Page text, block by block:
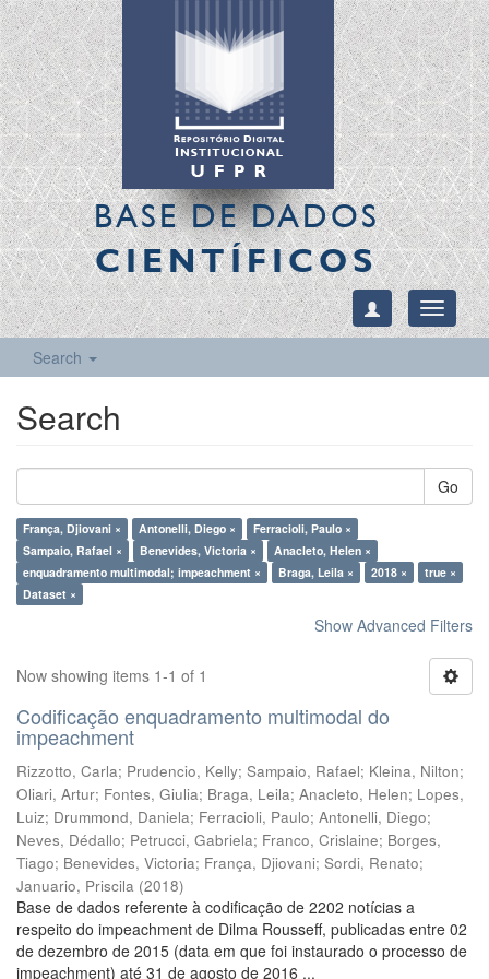
BASE DE DADOS
CIENTÍFICOS
Toggle
Search
Search
Go
França, Djiovani × Antonelli, Diego ×
Ferracioli, Paulo ×
Sampaio, Rafael ×
Benevides, Victoria ×
Anacleto, Helen ×
enquadramento multimodal; impeachment ×
Braga, Leila × 2018 ×
true ×
Dataset ×
Show Advanced Filters
Now showing items 1-1 of 1
Codificação enquadramento multimodal do
impeachment
Rizzotto, Carla; Prudencio, Kelly; Sampaio, Rafael; Kleina, Nilton;
Oliari, Artur; Fontes, Giulia; Braga, Leila; Anacleto, Helen; Lopes,
Luiz; Drummond, Daniela; Ferracioli, Paulo; Antonelli, Diego;
Neves, Dédallo; Petrucci, Gabriela; Franco, Crislaine; Borges,
Tiago; Benevides, Victoria; França, Djiovani; Sordi, Renato;
Januario, Priscila (2018)
Base de dados referente à codificação de 2202 notícias a
respeito do impeachment de Dilma Rousseff, publicadas entre 02
de dezembro de 2015 (data em que foi instaurado o processo de
impeachment) até 31 de agosto de 2016 ...